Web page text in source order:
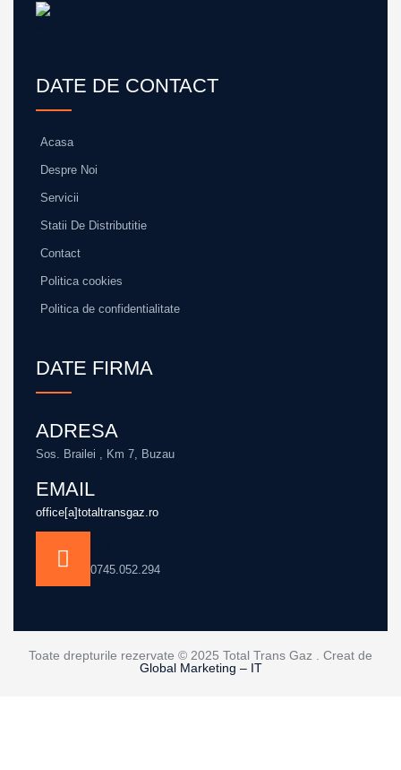
DATE DE CONTACT
Acasa
Despre Noi
Servicii
Statii De Distributitie
Contact
Politica cookies
Politica de confidentialitate
DATE FIRMA
ADRESA
Sos. Brailei , Km 7, Buzau
EMAIL
office[a]totaltransgaz.ro
0745.052.294
Toate drepturile rezervate © 2025 Total Trans Gaz . Creat de
Global Marketing – IT